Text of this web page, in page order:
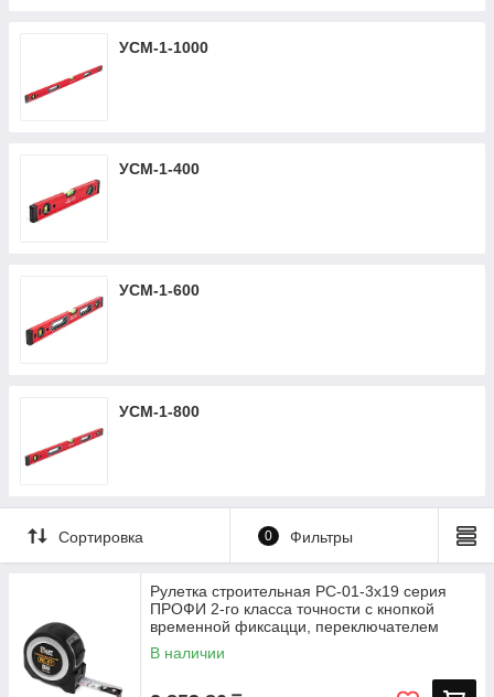
УСМ-1-1000
УСМ-1-400
УСМ-1-600
УСМ-1-800
Сортировка 0 Фильтры
Рулетка строительная РС-01-3х19 серия
ПРОФИ 2-го класса точности с кнопкой
временной фиксацци, переключателем
В наличии